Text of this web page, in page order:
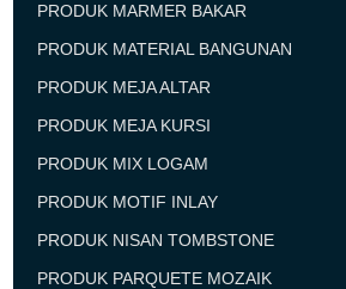
PRODUK MARMER BAKAR
PRODUK MATERIAL BANGUNAN
PRODUK MEJA ALTAR
PRODUK MEJA KURSI
PRODUK MIX LOGAM
PRODUK MOTIF INLAY
PRODUK NISAN TOMBSTONE
PRODUK PARQUETE MOZAIK